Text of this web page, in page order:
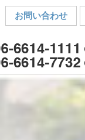
お問い合わせ